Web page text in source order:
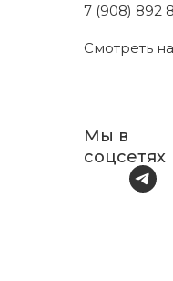
Смотреть
Мы в
соцсетях
7 (908) 892